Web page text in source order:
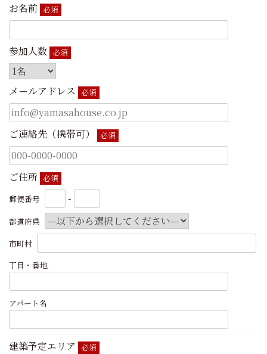
お名前 必須
参加人数 必須
メールアドレス 必須
ご連絡先（携帯可） 必須
ご住所 必須
郵便番号
-
都道府県
市町村
丁目・番地
アパート名
建築予定エリア 必須